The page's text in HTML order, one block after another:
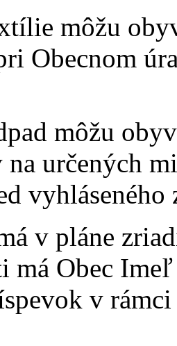
môžu
Obecnom
môžu
určených
vyhláseného
v pláne
má Obec
v